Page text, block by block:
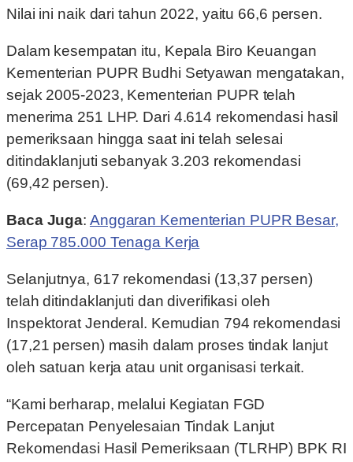
Nilai ini naik dari tahun 2022, yaitu 66,6 persen.
Dalam kesempatan itu, Kepala Biro Keuangan
Kementerian PUPR Budhi Setyawan mengatakan,
sejak 2005-2023, Kementerian PUPR telah
menerima 251 LHP. Dari 4.614 rekomendasi hasil
pemeriksaan hingga saat ini telah selesai
ditindaklanjuti sebanyak 3.203 rekomendasi
(69,42 persen).
Baca Juga: Anggaran Kementerian PUPR Besar,
Serap 785.000 Tenaga Kerja
Selanjutnya, 617 rekomendasi (13,37 persen)
telah ditindaklanjuti dan diverifikasi oleh
Inspektorat Jenderal. Kemudian 794 rekomendasi
(17,21 persen) masih dalam proses tindak lanjut
oleh satuan kerja atau unit organisasi terkait.
“Kami berharap, melalui Kegiatan FGD
Percepatan Penyelesaian Tindak Lanjut
Rekomendasi Hasil Pemeriksaan (TLRHP) BPK RI